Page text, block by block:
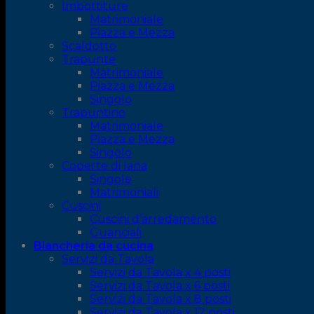
Imbottiture
Matrimoniale
Piazza e Mezza
Scaldotto
Trapunte
Matrimoniale
Piazza e Mezza
Singolo
Trapuntino
Matrimoniale
Piazza e Mezza
Singolo
Coperte di lana
Singole
Matrimoniali
Cuscini
Cuscini d’arredamento
Guanciali
Biancheria da cucina
Servizi da Tavola
Servizi da Tavola x 4 posti
Servizi da Tavola x 6 posti
Servizi da Tavola x 8 posti